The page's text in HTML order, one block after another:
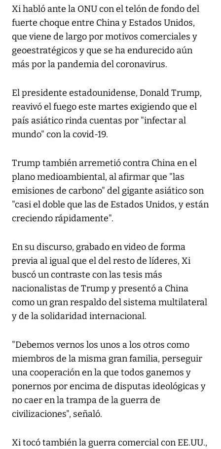
Xi habló ante la ONU con el telón de fondo del
fuerte choque entre China y Estados Unidos,
que viene de largo por motivos comerciales y
geoestratégicos y que se ha endurecido aún
más por la pandemia del coronavirus.
El presidente estadounidense, Donald Trump,
reavivó el fuego este martes exigiendo que el
país asiático rinda cuentas por "infectar al
mundo" con la covid-19.
Trump también arremetió contra China en el
plano medioambiental, al afirmar que "las
emisiones de carbono" del gigante asiático son
"casi el doble que las de Estados Unidos, y están
creciendo rápidamente".
En su discurso, grabado en video de forma
previa al igual que el del resto de líderes, Xi
buscó un contraste con las tesis más
nacionalistas de Trump y presentó a China
como un gran respaldo del sistema multilateral
y de la solidaridad internacional.
"Debemos vernos los unos a los otros como
miembros de la misma gran familia, perseguir
una cooperación en la que todos ganemos y
ponernos por encima de disputas ideológicas y
no caer en la trampa de la guerra de
civilizaciones", señaló.
Xi tocó también la guerra comercial con EE.UU.,